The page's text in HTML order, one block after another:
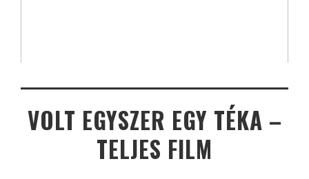
VOLT EGYSZER EGY TÉKA –
TELJES FILM